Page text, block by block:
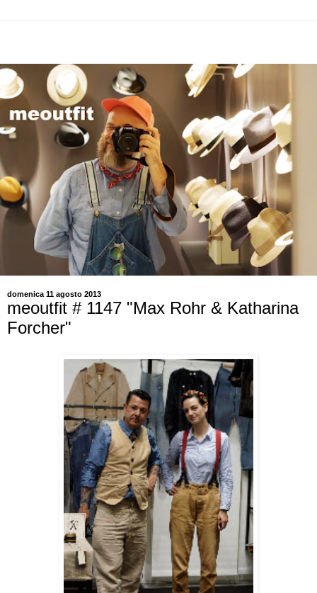
domenica 11 agosto 2013
meoutfit # 1147 "Max Rohr & Katharina
Forcher"